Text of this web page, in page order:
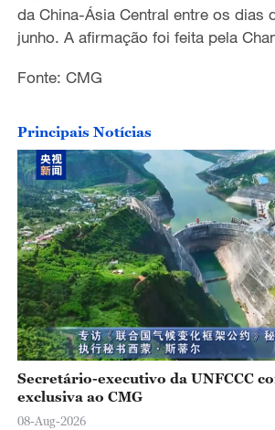
da China-Ásia Central entre os dias
junho. A afirmação foi feita pela
Fonte: CMG
Principais Notícias
Secretário-executivo da UNFCCC
exclusiva ao CMG
08-Aug-2026